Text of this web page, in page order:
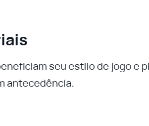
seu estilo de jogo e
antecedência.